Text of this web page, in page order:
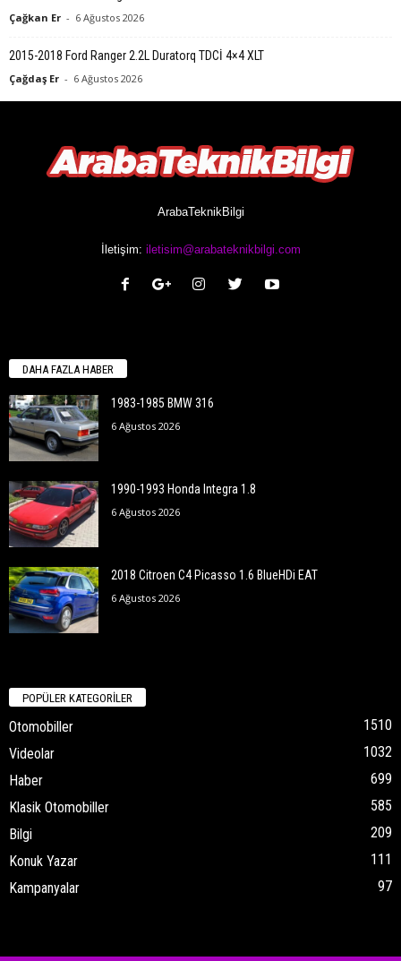
Çağkan Er - 6 Ağustos 2026
2015-2018 Ford Ranger 2.2L Duratorq TDCİ 4×4 XLT
Çağdaş Er - 6 Ağustos 2026
ArabaTeknikBilgi
İletişim: iletisim@arabateknikbilgi.com
DAHA FAZLA HABER
1983-1985 BMW 316
6 Ağustos 2026
1990-1993 Honda Integra 1.8
6 Ağustos 2026
2018 Citroen C4 Picasso 1.6 BlueHDi EAT
6 Ağustos 2026
POPÜLER KATEGORİLER
Otomobiller
1510
Videolar
1032
Haber
699
Klasik Otomobiller
585
Bilgi
209
Konuk Yazar
111
Kampanyalar
97